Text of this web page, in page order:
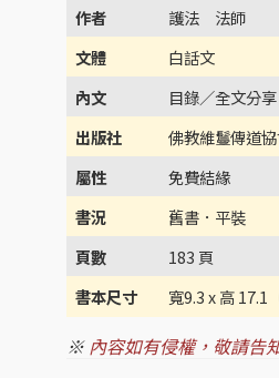
作者 護法 法師
文體 白話文
內文 目錄／全文分享
出版社 佛教維鬘傳道協
屬性 免費結緣
書況 舊書．平裝
頁數 183 頁
書本尺寸寬9.3 x 高 17.1（
※ 內容如有侵權，敬請告